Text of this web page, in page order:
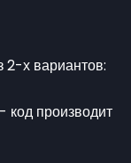
2-х вариантов:
производит